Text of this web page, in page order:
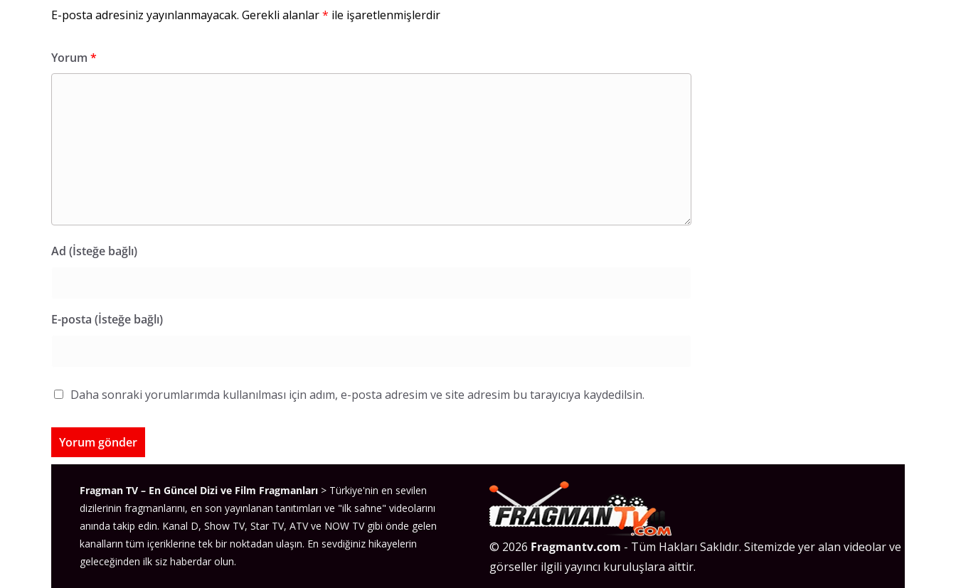
E-posta adresiniz yayınlanmayacak. Gerekli alanlar* ile işaretlenmişlerdir
Yorum *
Ad (İsteğe bağlı)
E-posta (İsteğe bağlı)
Daha sonraki yorumlarımda kullanılması için adım, e-posta adresim ve site adresim bu tarayıcıya kaydedilsin.
Fragman TV – En Güncel Dizi ve Film Fragmanları > Türkiye'nin en sevilen
dizilerinin fragmanlarını, en son yayınlanan tanıtımları ve "ilk sahne" videolarını
anında takip edin. Kanal D, Show TV, Star TV, ATV ve NOW TV gibi önde gelen
kanalların tüm içeriklerine tek bir noktadan ulaşın. En sevdiğiniz hikayelerin
geleceğinden ilk siz haberdar olun.
© 2026 Fragmantv.com - Tüm Hakları Saklıdır. Sitemizde yer alan videolar ve
görseller ilgili yayıncı kuruluşlara aittir.